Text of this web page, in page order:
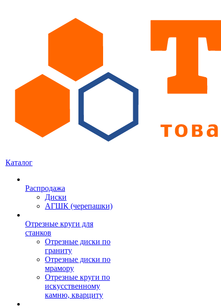
Каталог
Распродажа
Диски
АГШК (черепашки)
Отрезные круги для
станков
Отрезные диски по
граниту
Отрезные диски по
мрамору
Отрезные круги по
искусственному
камню, кварциту